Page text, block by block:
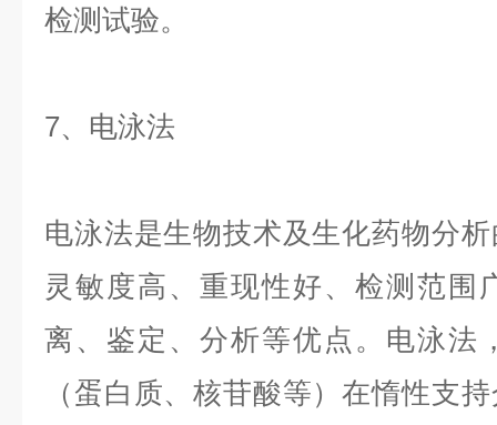
检测试验。
7、电泳法
电泳法是生物技术及生化药物分
灵敏度高、重现性好、检测范围
离、鉴定、分析等优点。电泳法
（蛋白质、核苷酸等）在惰性支